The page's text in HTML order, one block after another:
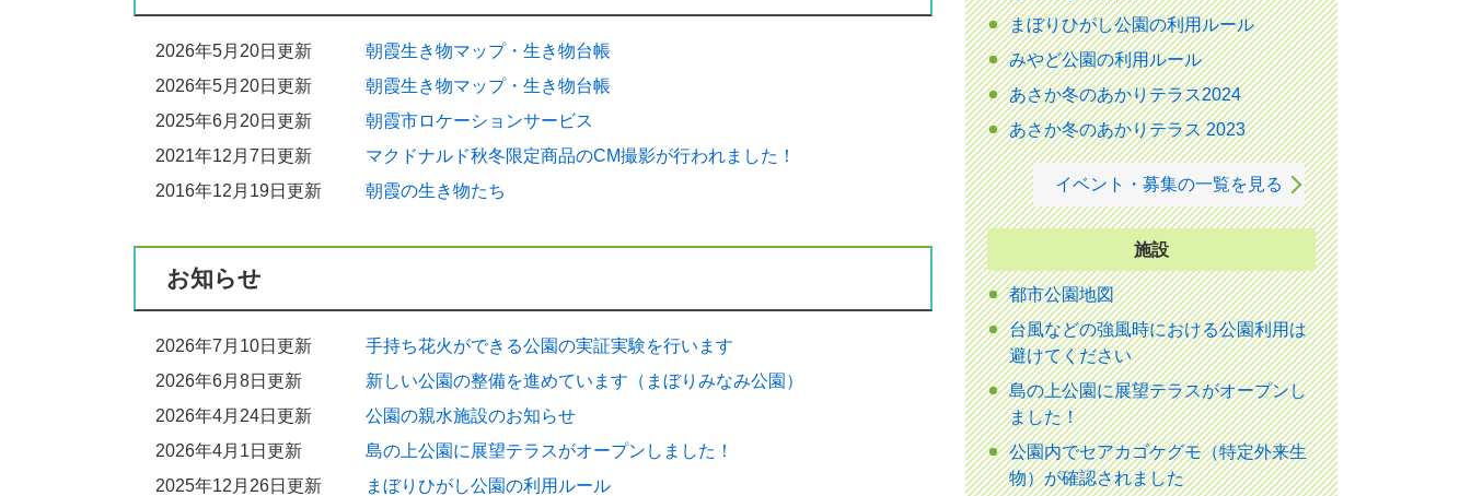
2026年5月20日更新
朝霞生き物マップ・生き物台帳
2026年5月20日更新
朝霞生き物マップ・生き物台帳
2025年6月20日更新
朝霞市ロケーションサービス
2021年12月7日更新
マクドナルド秋冬限定商品のCM撮影が行われました！
2016年12月19日更新
朝霞の生き物たち
お知らせ
2026年7月10日更新
手持ち花火ができる公園の実証実験を行います
2026年6月8日更新
新しい公園の整備を進めています（まぼりみなみ公園）
2026年4月24日更新
公園の親水施設のお知らせ
2026年4月1日更新
島の上公園に展望テラスがオープンしました！
2025年12月26日更新
まぼりひがし公園の利用ルール
まぼりひがし公園の利用ルール
みやど公園の利用ルール
あさか冬のあかりテラス2024
あさか冬のあかりテラス 2023
イベント・募集の一覧を見る
施設
都市公園地図
台風などの強風時における公園利用は
避けてください
島の上公園に展望テラスがオープンし
ました！
公園内でセアカゴケグモ（特定外来生
物）が確認されました